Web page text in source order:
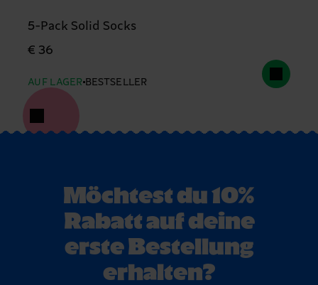
5-Pack Solid Socks
€ 36
AUF LAGER BESTSELLER
Möchtest du 10%
Rabatt auf deine
erste Bestellung
erhalten?